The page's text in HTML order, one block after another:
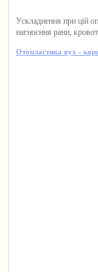
Ускладнення при цій
нагноєння рани,
Отопластика вух -